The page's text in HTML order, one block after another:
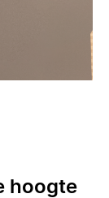
hoogte